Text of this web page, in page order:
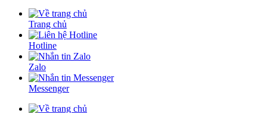
Trang chủ
Hotline
Zalo
Messenger